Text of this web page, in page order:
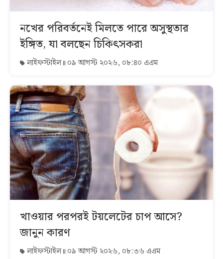
নখের পরিবর্তনেই মিলতে পারে অসুস্থতার
ইঙ্গিত, যা বলছেন চিকিৎসকরা
লাইফস্টাইল ০৯ আগস্ট ২০২৬, ০৮:৪০ এএম
খাওয়ার পরপরই টয়লেটের চাপ আসে?
জানুন কারণ
লাইফস্টাইল ০৯ আগস্ট ২০২৬, ০৮:৩৬ এএম